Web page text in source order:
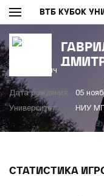
ВТБ КУБОК
Дата рождения: 05
Университет: НИУ
СТАТИСТИКА